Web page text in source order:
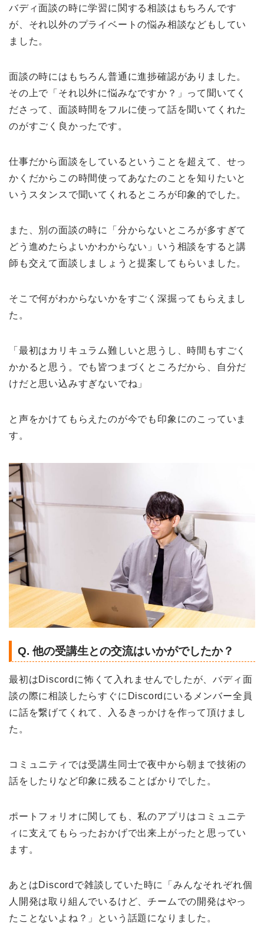
バディ面談の時に学習に関する相談はもちろんです
が、それ以外のプライベートの悩み相談などもしてい
ました。
面談の時にはもちろん普通に進捗確認がありました。
その上で「それ以外に悩みなですか？」って聞いてく
ださって、面談時間をフルに使って話を聞いてくれた
のがすごく良かったです。
仕事だから面談をしているということを超えて、せっ
かくだからこの時間使ってあなたのことを知りたいと
いうスタンスで聞いてくれるところが印象的でした。
また、別の面談の時に「分からないところが多すぎて
どう進めたらよいかわからない」いう相談をすると講
師も交えて面談しましょうと提案してもらいました。
そこで何がわからないかをすごく深掘ってもらえまし
た。
「最初はカリキュラム難しいと思うし、時間もすごく
かかると思う。でも皆つまづくところだから、自分だ
けだと思い込みすぎないでね」
と声をかけてもらえたのが今でも印象にのこっていま
す。
Q. 他の受講生との交流はいかがでしたか？
最初はDiscordに怖くて入れませんでしたが、バディ面
談の際に相談したらすぐにDiscordにいるメンバー全員
に話を繋げてくれて、入るきっかけを作って頂けまし
た。
コミュニティでは受講生同士で夜中から朝まで技術の
話をしたりなど印象に残ることばかりでした。
ポートフォリオに関しても、私のアプリはコミュニテ
ィに支えてもらったおかげで出来上がったと思ってい
ます。
あとはDiscordで雑談していた時に「みんなそれぞれ個
人開発は取り組んでいるけど、チームでの開発はやっ
たことないよね？」という話題になりました。